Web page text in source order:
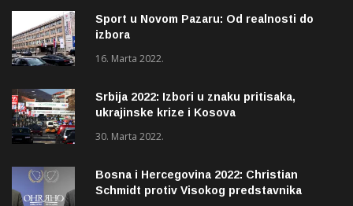
Sport u Novom Pazaru: Od realnosti do
izbora
16. Marta 2022.
Srbija 2022: Izbori u znaku pritisaka,
ukrajinske krize i Kosova
30. Marta 2022.
Bosna i Hercegovina 2022: Christian
Schmidt protiv Visokog predstavnika